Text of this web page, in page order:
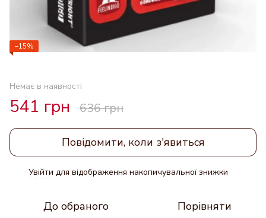
−15%
Немає в наявності
541 грн 636 грн
Повідомити, коли з'явиться
Увійти для відображення накопичувальної знижки
До обраного Порівняти